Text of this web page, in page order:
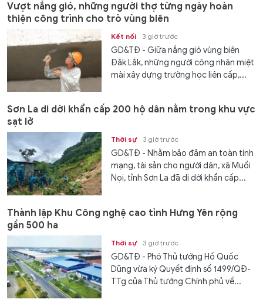
Vượt nắng gió, những người thợ từng ngày hoàn
thiện công trình cho trò vùng biên
Kết nối 3 giờ trước
GD&TĐ - Giữa nắng gió vùng biên
Đắk Lắk, những người công nhân miệt
mài xây dựng trường học liên cấp,...
Sơn La di dời khẩn cấp 200 hộ dân nằm trong khu vực
sạt lở
Thời sự 3 giờ trước
GD&TĐ - Nhằm bảo đảm an toàn tính
mạng, tài sản cho người dân, xã Muổi
Nọi, tỉnh Sơn La đã di dời khẩn cấp...
Thành lập Khu Công nghệ cao tỉnh Hưng Yên rộng
gần 500 ha
Thời sự 3 giờ trước
GD&TĐ - Phó Thủ tướng Hồ Quốc
Dũng vừa ký Quyết định số 1499/QĐ-
TTg của Thủ tướng Chính phủ về...